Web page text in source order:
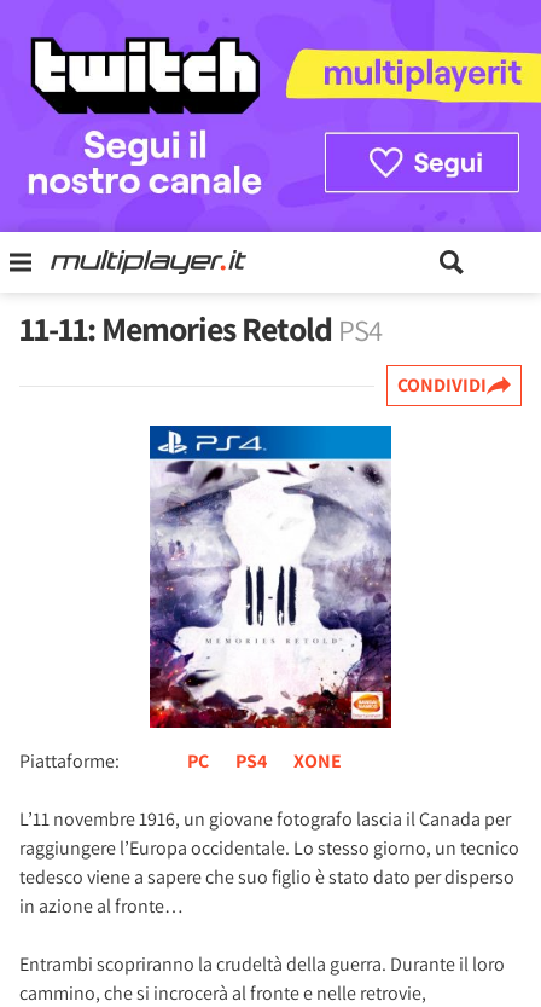
11-11: Memories Retold PS4
CONDIVIDI
Piattaforme: PC PS4 XONE
L’11 novembre 1916, un giovane fotografo lascia il Canada per
raggiungere l’Europa occidentale. Lo stesso giorno, un tecnico
tedesco viene a sapere che suo figlio è stato dato per disperso
in azione al fronte…
Entrambi scopriranno la crudeltà della guerra. Durante il loro
cammino, che si incrocerà al fronte e nelle retrovie,